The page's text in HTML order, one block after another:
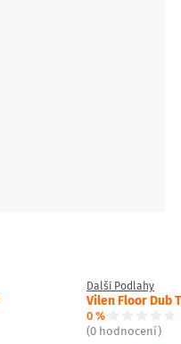
Další Podlahy
Vilen Floor Dub
0 %
(0 hodnocení)